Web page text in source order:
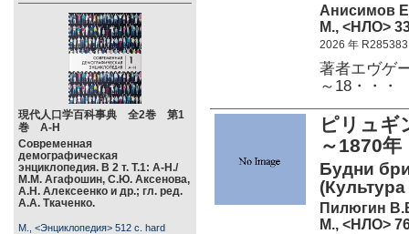
現代人口学百科事典 全2巻 第1
巻 А-Н
Современная
демографическая
энциклопедия. В 2 т. Т.1: А-Н./
М.М. Агафошин, С.Ю. Аксенова,
А.Н. Алексеенко и др.; гл. ред.
А.А. Ткаченко.
М., <Энциклопедия> 512 c. hard
Анисимов
М., <НЛО>
2026 年 R285383
著者エヴゲ
～18・・・
ピリュ
～1870年
Будни
Пилюгин
М., <НЛО>